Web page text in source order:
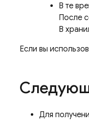
В те
После
В
Если вы
Для